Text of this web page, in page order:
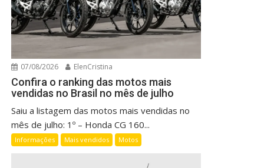
07/08/2026 ElenCristina
Confira o ranking das motos mais
vendidas no Brasil no mês de julho
Saiu a listagem das motos mais vendidas no
mês de julho: 1º – Honda CG 160...
Informações Mais vendidos Motos